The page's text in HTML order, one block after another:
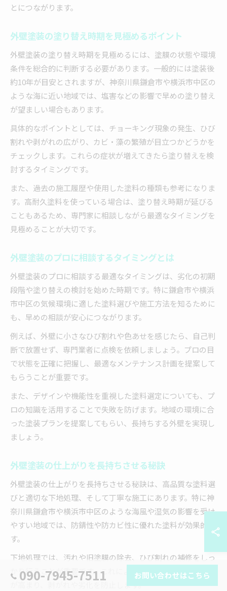
とにつながります。
外壁塗装の塗り替え時期を見極めるポイント
外壁塗装の塗り替え時期を見極めるには、塗膜の状態や環境
条件を総合的に判断する必要があります。一般的には塗装後
約10年が目安とされますが、神奈川県鎌倉市や横浜市中区の
ような海に近い地域では、塩害などの影響で早めの塗り替え
が望ましい場合もあります。
具体的なポイントとしては、チョーキング現象の発生、ひび
割れや剥がれの広がり、カビ・藻の繁殖が目立つかどうかを
チェックします。これらの症状が増えてきたら塗り替えを検
討するタイミングです。
また、過去の施工履歴や使用した塗料の種類も参考になりま
す。高耐久塗料を使っている場合は、塗り替え時期が延びる
こともあるため、専門家に相談しながら最適なタイミングを
見極めることが大切です。
外壁塗装のプロに相談するタイミングとは
外壁塗装のプロに相談する最適なタイミングは、劣化の初期
段階や塗り替えの検討を始めた時期です。特に鎌倉市や横浜
市中区の気候環境に適した塗料選びや施工方法を知るために
も、早めの相談が安心につながります。
例えば、外壁に小さなひび割れや色あせを感じたら、自己判
断で放置せず、専門業者に点検を依頼しましょう。プロの目
で状態を正確に把握し、最適なメンテナンス計画を提案して
もらうことが重要です。
また、デザインや機能性を重視した塗料選定についても、プ
ロの知識を活用することで失敗を防げます。地域の環境に合
った塗装プランを提案してもらい、長持ちする外壁を実現し
ましょう。
外壁塗装の仕上がりを長持ちさせる秘訣
外壁塗装の仕上がりを長持ちさせる秘訣は、高品質な塗料選
びと適切な下地処理、そして丁寧な施工にあります。特に神
奈川県鎌倉市や横浜市中区のような海風や湿気の影響を受け
やすい地域では、防錆性や防カビ性に優れた塗料が効果的で
す。
下地処理では、汚れや旧塗膜の除去、ひび割れの補修をしっ
かり行うことが重要です。これにより、新しい塗料の密着性
が高まり、剥がれや劣化を防止します。
090-7945-7511 お問い合わせはこちら